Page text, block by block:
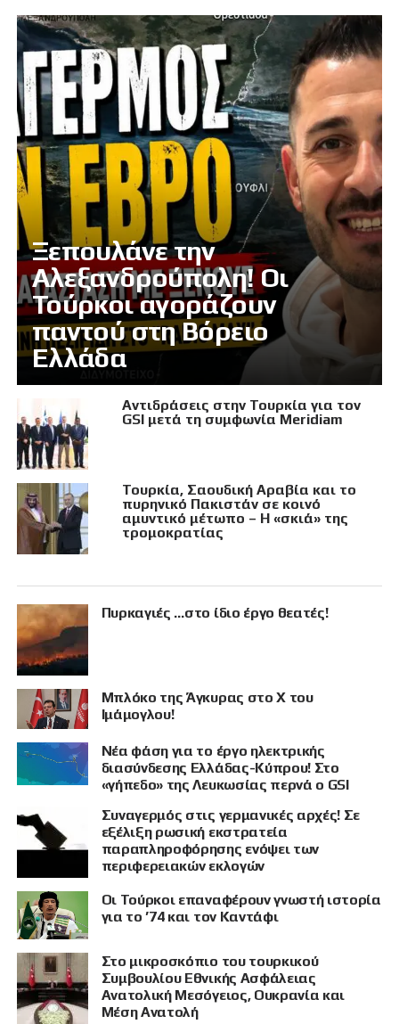
Ξεπουλάνε την
Αλεξανδρούπολη! Οι
Τούρκοι αγοράζουν
παντού στη Βόρειο
Ελλάδα
Αντιδράσεις στην Τουρκία για τον
GSI μετά τη συμφωνία Meridiam
Τουρκία, Σαουδική Αραβία και το
πυρηνικό Πακιστάν σε κοινό
αμυντικό μέτωπο – Η «σκιά» της
τρομοκρατίας
Πυρκαγιές …στο ίδιο έργο θεατές!
Μπλόκο της Άγκυρας στο X του
Ιμάμογλου!
Νέα φάση για το έργο ηλεκτρικής
διασύνδεσης Ελλάδας-Κύπρου! Στο
«γήπεδο» της Λευκωσίας περνά ο GSI
Συναγερμός στις γερμανικές αρχές! Σε
εξέλιξη ρωσική εκστρατεία
παραπληροφόρησης ενόψει των
περιφερειακών εκλογών
Οι Τούρκοι επαναφέρουν γνωστή ιστορία
για το ’74 και τον Καντάφι
Στο μικροσκόπιο του τουρκικού
Συμβουλίου Εθνικής Ασφάλειας
Ανατολική Μεσόγειος, Ουκρανία και
Μέση Ανατολή